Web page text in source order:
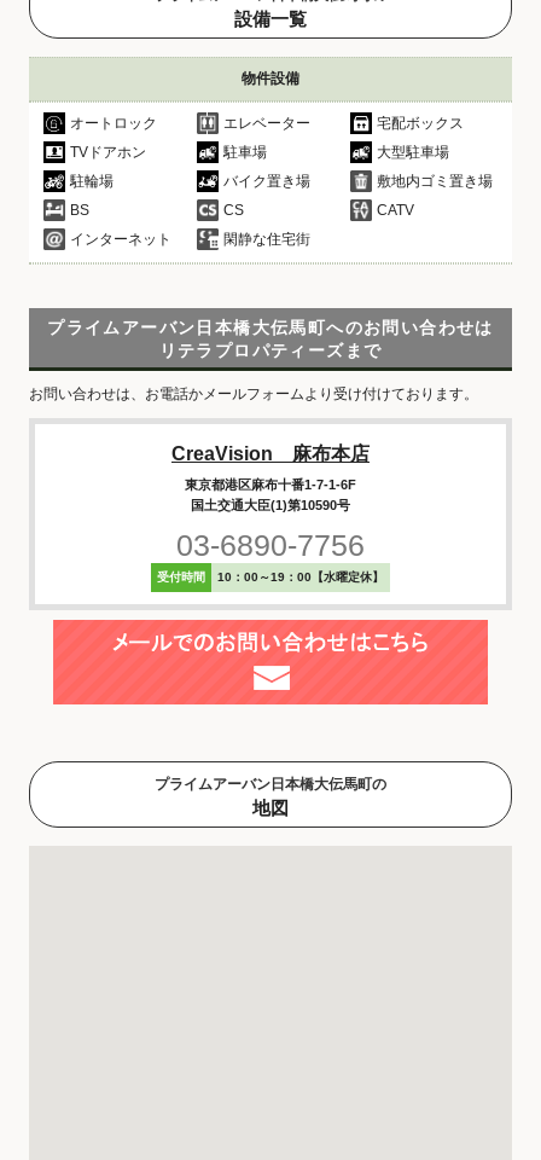
設備一覧
物件設備
オートロック エレベーター
宅配ボックス
TVドアホン
駐車場
大型駐車場
駐輪場
バイク置き場
敷地内ゴミ置き場
BS
CS
CATV
インターネット
閑静な住宅街
プライムアーバン日本橋大伝馬町へのお問い合わせは
リテラプロパティーズまで
お問い合わせは、お電話かメールフォームより受け付けております。
CreaVision 麻布本店
東京都港区麻布十番1-7-1-6F
国土交通大臣(1)第10590号
03-6890-7756
受付時間 10：00～19：00【水曜定休】
プライムアーバン日本橋大伝馬町の
地図